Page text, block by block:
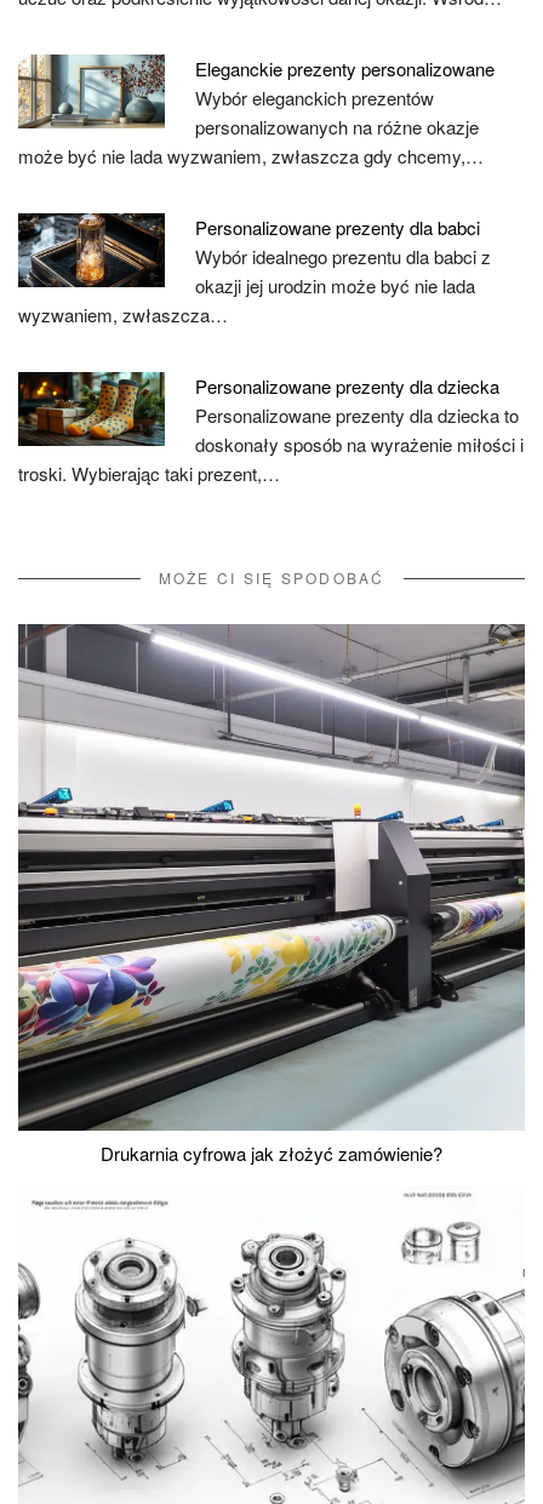
Eleganckie prezenty personalizowane
Wybór eleganckich prezentów
personalizowanych na różne okazje
może być nie lada wyzwaniem, zwłaszcza gdy chcemy,…
Personalizowane prezenty dla babci
Wybór idealnego prezentu dla babci z
okazji jej urodzin może być nie lada
wyzwaniem, zwłaszcza…
Personalizowane prezenty dla dziecka
Personalizowane prezenty dla dziecka to
doskonały sposób na wyrażenie miłości i
troski. Wybierając taki prezent,…
MOŻE CI SIĘ SPODOBAĆ
Drukarnia cyfrowa jak złożyć zamówienie?